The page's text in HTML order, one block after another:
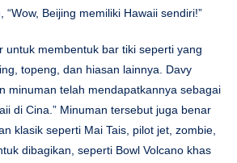
Beijing memiliki Hawaii sendiri!”
untuk membentuk bar tiki seperti yang
topeng, dan hiasan lainnya. Davy
minuman telah mendapatkannya sebagai
di Cina.” Minuman tersebut juga benar
klasik seperti Mai Tais, pilot jet, zombie,
dibagikan, seperti Bowl Volcano khas